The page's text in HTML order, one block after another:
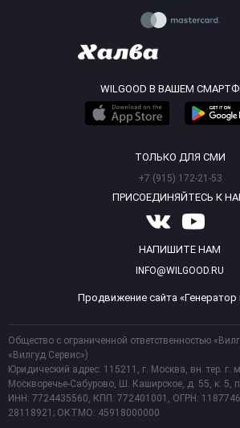
WILGOOD В ВАШЕМ
ТОЛЬКО ДЛЯ СМИ
+7 (915) 172-21-53
ПРИСОЕДИНЯЙТЕСЬ К
НАПИШИТЕ НАМ
INFO@WILGOOD.RU
Продвижение сайта
Общество с ограниченной ответственностью
«Вилгуд Сервис»)
Юридический адрес: 115211, г. Москва, вн. тер. г.
Москворечье-Сабурово, Ш. Каширское, д. 55, к. 5,
ИНН: 7724435560, КПП: 772401001, ОГРН:
28118921; ОКТМО: 45918000000